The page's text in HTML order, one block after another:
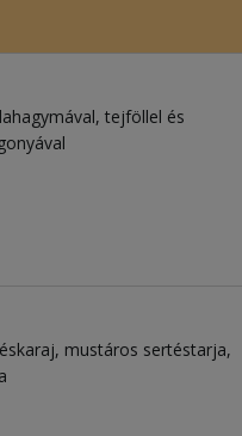
tejföllel és
mustáros sertéstarja,